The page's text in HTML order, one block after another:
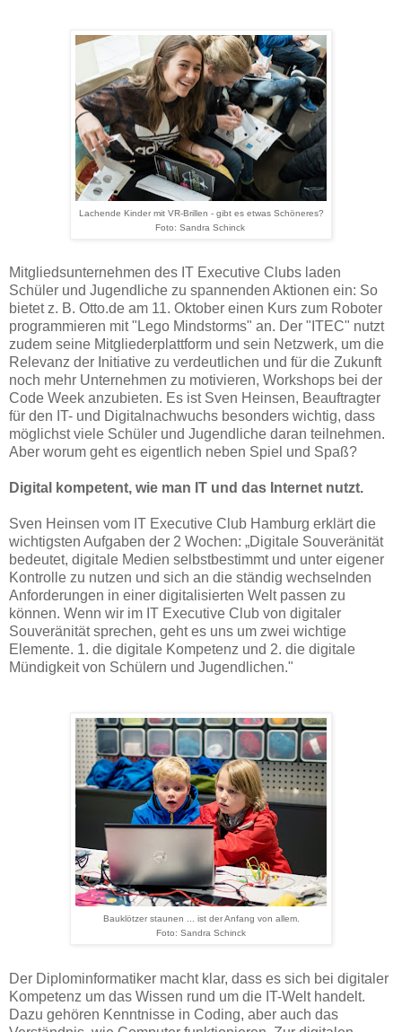
Lachende Kinder mit VR-Brillen - gibt es etwas Schöneres?
Foto: Sandra Schinck
Mitgliedsunternehmen des IT Executive Clubs laden
Schüler und Jugendliche zu spannenden Aktionen ein: So
bietet z. B. Otto.de am 11. Oktober einen Kurs zum Roboter
programmieren mit "Lego Mindstorms" an. Der "ITEC" nutzt
zudem seine Mitgliederplattform und sein Netzwerk, um die
Relevanz der Initiative zu verdeutlichen und für die Zukunft
noch mehr Unternehmen zu motivieren, Workshops bei der
Code Week anzubieten. Es ist Sven Heinsen, Beauftragter
für den IT- und Digitalnachwuchs besonders wichtig, dass
möglichst viele Schüler und Jugendliche daran teilnehmen.
Aber worum geht es eigentlich neben Spiel und Spaß?
Digital kompetent, wie man IT und das Internet nutzt.
Sven Heinsen vom IT Executive Club Hamburg erklärt die
wichtigsten Aufgaben der 2 Wochen: „Digitale Souveränität
bedeutet, digitale Medien selbstbestimmt und unter eigener
Kontrolle zu nutzen und sich an die ständig wechselnden
Anforderungen in einer digitalisierten Welt passen zu
können. Wenn wir im IT Executive Club von digitaler
Souveränität sprechen, geht es uns um zwei wichtige
Elemente. 1. die digitale Kompetenz und 2. die digitale
Mündigkeit von Schülern und Jugendlichen."
Bauklötzer staunen ... ist der Anfang von allem.
Foto: Sandra Schinck
Der Diplominformatiker macht klar, dass es sich bei digitaler
Kompetenz um das Wissen rund um die IT-Welt handelt.
Dazu gehören Kenntnisse in Coding, aber auch das